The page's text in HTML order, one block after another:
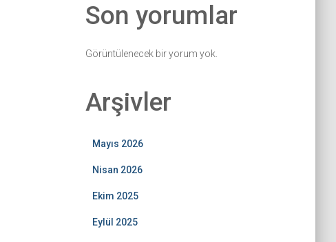
Son yorumlar
Görüntülenecek bir yorum yok.
Arşivler
Mayıs 2026
Nisan 2026
Ekim 2025
Eylül 2025